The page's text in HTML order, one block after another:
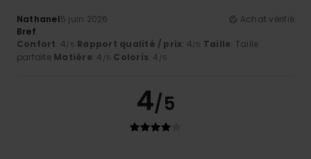
Nathanel5 juin 2026
Achat vérifié
Bref
Confort: 4/5 Rapport qualité / prix: 4/5 Taille: Taille
parfaite Matière: 4 /5 Coloris: 4 /5
4/5